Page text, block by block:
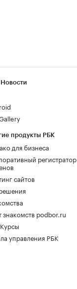
продукты РБК
для бизнеса
регистратор
сайтов
знакомств podbor.ru
управления РБК